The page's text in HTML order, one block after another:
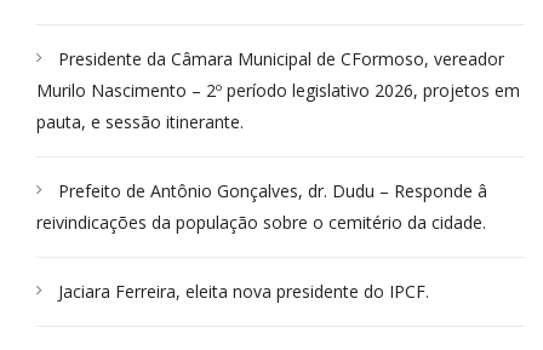
Presidente da Câmara Municipal de CFormoso, vereador
Murilo Nascimento – 2º período legislativo 2026, projetos em
pauta, e sessão itinerante.
Prefeito de Antônio Gonçalves, dr. Dudu – Responde â
reivindicações da população sobre o cemitério da cidade.
Jaciara Ferreira, eleita nova presidente do IPCF.